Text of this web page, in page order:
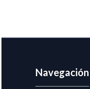
Navegación